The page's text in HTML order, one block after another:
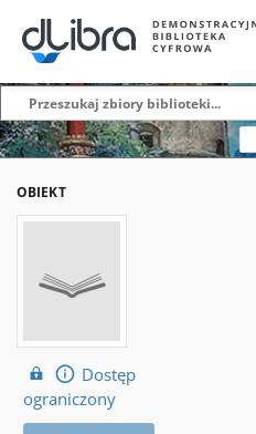
OBIEKT
Dostęp
ograniczony